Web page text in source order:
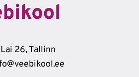
Lai 26, Tallinn